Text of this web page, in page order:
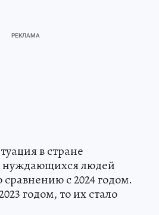
в стране
нуждающихся людей
сравнению с 2024 годом.
годом, то их стало